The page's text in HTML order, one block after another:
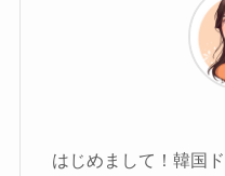
はじめまして！韓国